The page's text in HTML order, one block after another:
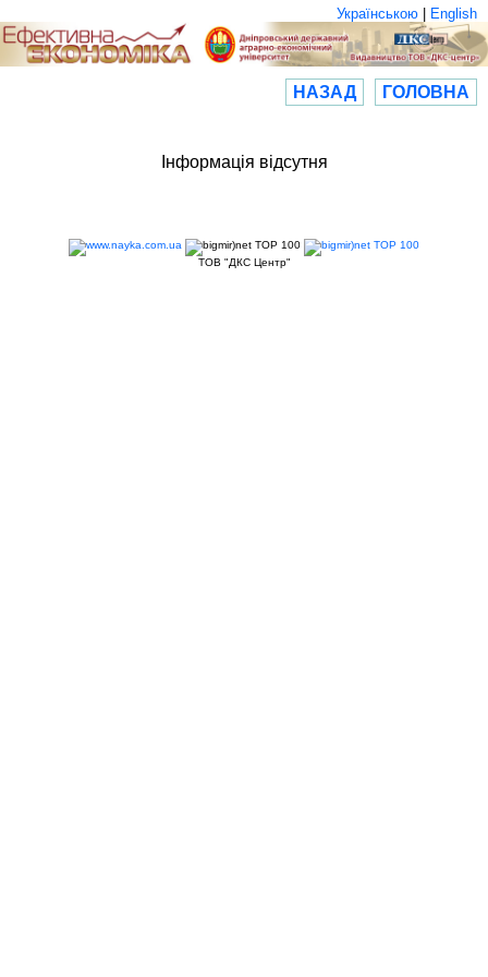
Українською English
НАЗАД ГОЛОВНА
Інформація відсутня
ТОВ "ДКС Центр"